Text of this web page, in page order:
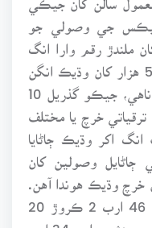
ٽيڪس جي وصولي جو
ملندڙ رقم وارا انگ
اکر هجن، بجيٽ ڪتابن ۾ ڄاڻايل 5 هزار کان وڌيڪ انگن
اکرن ۾ ڪو به هڪڙو اهڙو حدف ناهي، جيڪو گذريل 10
خرچ يا مختلف
اکر وڌيڪ ڄاڻايا
ڄاڻايل وصولين کان
خرچ وڌيڪ هوندا آهن.
لک رپيا آهي. ان ۾ رٽائرڊ فوجين جي پينشن واري 34 ارب